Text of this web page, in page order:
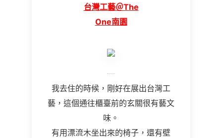
台灣工藝＠The
One南園
我去住的時候，剛好在展出台灣工
藝，這個通往櫃臺前的玄關很有藝文
味。
有用漂流木坐出來的椅子，還有壁